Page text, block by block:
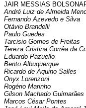
JAIR MESSIAS
André Luiz de Almeida
Fernando Azevedo e Silva
Otávio Brandelli
Paulo Guedes
Tarcisio Gomes de Freitas
Tereza Cristina Corrêa da
Eduardo Pazuello
Bento Albuquerque
Ricardo de Aquino Salles
Onyx Lorenzoni
Rogério Marinho
Gilson Machado Guimarães
Marcos César Pontes